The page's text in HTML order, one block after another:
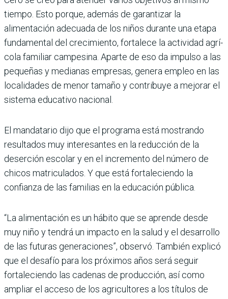
tiempo. Esto porque, además de garantizar la
alimentación adecuada de los niños durante una etapa
fundamental del cre­cimiento, fortalece la actividad agrí­
cola familiar campesina. Aparte de eso da impulso a las
pequeñas y medianas empresas, genera empleo en las
locali­dades de menor tamaño y contribuye a mejorar el
sistema educativo nacional.
El mandatario dijo que el programa está mostrando
resultados muy intere­santes en la reducción de la
deserción escolar y en el incremento del número de
chicos matriculados. Y que está for­taleciendo la
confianza de las familias en la educación pública.
“La alimentación es un hábito que se aprende desde
muy niño y tendrá un impacto en la salud y el desarrollo
de las futuras generaciones”, observó. También explicó
que el desafío para los próximos años será seguir
fortale­ciendo las cadenas de producción, así como
ampliar el acceso de los agri­cultores a los títulos de